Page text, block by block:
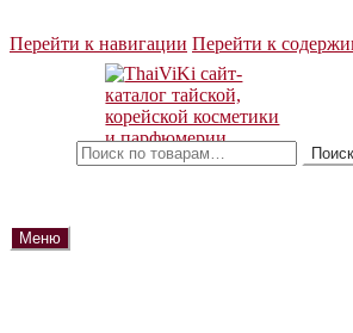
Перейти к навигации Перейти к
Поиск
Меню